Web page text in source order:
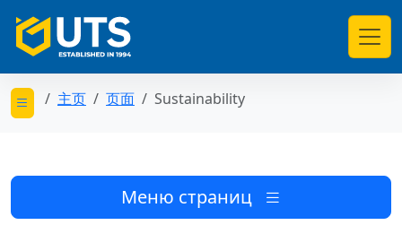
Открыть меню категорий
主页 页面 Sustainability
Меню страниц